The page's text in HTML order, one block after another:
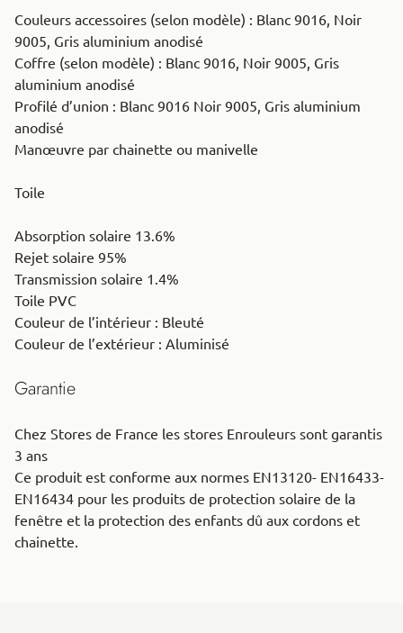
Couleurs accessoires (selon modèle) : Blanc 9016, Noir
9005, Gris aluminium anodisé
Coffre (selon modèle) : Blanc 9016, Noir 9005, Gris
aluminium anodisé
Profilé d’union : Blanc 9016 Noir 9005, Gris aluminium
anodisé
Manœuvre par chainette ou manivelle
Toile
Absorption solaire 13.6%
Rejet solaire 95%
Transmission solaire 1.4%
Toile PVC
Couleur de l’intérieur : Bleuté
Couleur de l’extérieur : Aluminisé
Garantie
Chez Stores de France les stores Enrouleurs sont garantis
3 ans
Ce produit est conforme aux normes EN13120- EN16433-
EN16434 pour les produits de protection solaire de la
fenêtre et la protection des enfants dû aux cordons et
chainette.